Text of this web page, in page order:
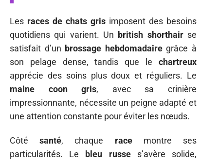
Les races de chats gris imposent des besoins
quotidiens qui varient. Un british shorthairse
satisfait d’un brossage hebdomadairegrâce à
son pelage dense, tandis que le chartreux
apprécie des soins plus doux et réguliers. Le
maine coon gris, avec sa crinière
impressionnante, nécessite un peigne adapté et
une attention constante pour éviter les nœuds.
Côtésanté, chaque racemontre ses
particularités. Le
bleu russes’avère solide,